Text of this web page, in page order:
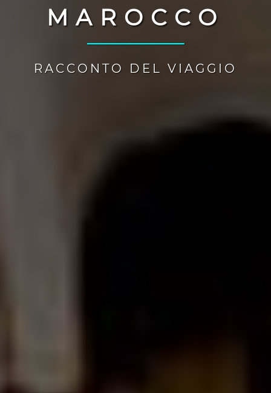
MAROCCO
________________
RACCONTO DEL VIAGGIO